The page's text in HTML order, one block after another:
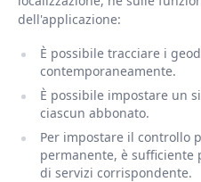
dell'applicazione:
È possibile tracciare i
contemporaneamente.
È possibile impostare un
ciascun abbonato.
Per impostare il controllo
permanente, è sufficiente
di servizi corrispondente.